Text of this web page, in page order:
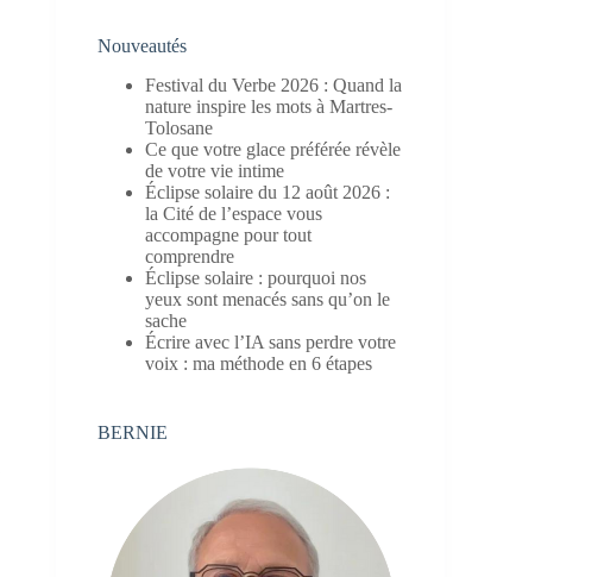
Nouveautés
Festival du Verbe 2026 : Quand la
nature inspire les mots à Martres-
Tolosane
Ce que votre glace préférée révèle
de votre vie intime
Éclipse solaire du 12 août 2026 :
la Cité de l’espace vous
accompagne pour tout
comprendre
Éclipse solaire : pourquoi nos
yeux sont menacés sans qu’on le
sache
Écrire avec l’IA sans perdre votre
voix : ma méthode en 6 étapes
BERNIE